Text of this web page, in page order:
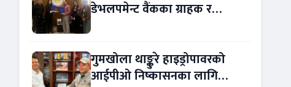
डेभलपमेन्ट वैंकका ग्राहक र
गुमखोला थाङ्कुरे हाइड्रोपावरको
आईपीओ निष्कासनका लागि